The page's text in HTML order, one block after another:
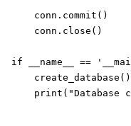
    conn.commit()
    conn.close()
if __name__ ==
    create_database()
print("Database